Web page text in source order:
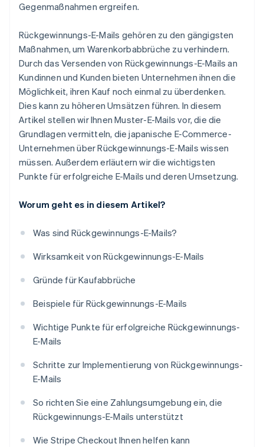
Gegenmaßnahmen ergreifen.
Rückgewinnungs-E-Mails gehören zu den gängigsten
Maßnahmen, um Warenkorbabbrüche zu verhindern.
Durch das Versenden von Rückgewinnungs-E-Mails an
Kundinnen und Kunden bieten Unternehmen ihnen die
Möglichkeit, ihren Kauf noch einmal zu überdenken.
Dies kann zu höheren Umsätzen führen. In diesem
Artikel stellen wir Ihnen Muster-E-Mails vor, die die
Grundlagen vermitteln, die japanische E-Commerce-
Unternehmen über Rückgewinnungs-E-Mails wissen
müssen. Außerdem erläutern wir die wichtigsten
Punkte für erfolgreiche E-Mails und deren Umsetzung.
Worum geht es in diesem Artikel?
Was sind Rückgewinnungs-E-Mails?
Wirksamkeit von Rückgewinnungs-E-Mails
Gründe für Kaufabbrüche
Beispiele für Rückgewinnungs-E-Mails
Wichtige Punkte für erfolgreiche Rückgewinnungs-
E-Mails
Schritte zur Implementierung von Rückgewinnungs-
E-Mails
So richten Sie eine Zahlungsumgebung ein, die
Rückgewinnungs-E-Mails unterstützt
Wie Stripe Checkout Ihnen helfen kann